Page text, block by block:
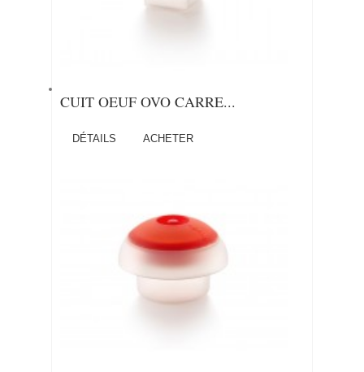
CUIT OEUF OVO CARRE...
DÉTAILS ACHETER